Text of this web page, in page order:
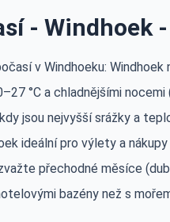
- Windhoek -
v Windhoeku:
°C a chladnějšími
jsou nejvyšší srážky a
ideální pro výlety a
přechodné měsíce
bazény než s